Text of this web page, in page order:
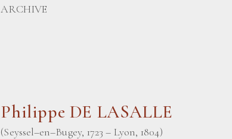
ARCHIVE
Philippe DE LASALLE
(Seyssel–en–Bugey, 1723 – Lyon, 1804)